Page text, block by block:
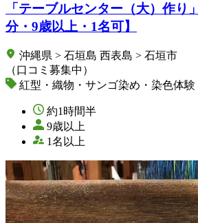
「テーブルセンター（大）作り
分・9歳以上・1名可】
沖縄県 > 石垣島 西表島 > 石垣市
（口コミ募集中）
紅型・織物・サンゴ染め・染色体験
約1時間半
9歳以上
1名以上